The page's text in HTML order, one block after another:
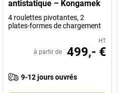
antistatique – Kongamek
4 roulettes pivotantes, 2
plates-formes de chargement
HT
à partir de 499,- €
9-12 jours ouvrés